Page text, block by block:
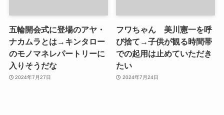
五輪開会式に登場のアヤ・
ナカムラとは→キンタロー
のモノマネレパートリーに
入りそうだな
2024年7月27日
フワちゃん 美川憲一を呼
び捨て→子供が観る時間帯
での起用は止めていただき
たい
2024年7月24日